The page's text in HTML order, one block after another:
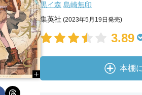
黒イ森 島崎無印
集英社 (2023年5月19日発売)
3.89
本棚